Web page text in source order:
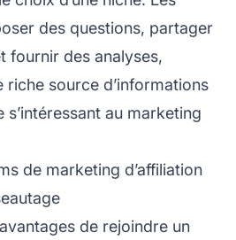
des questions, partager
fournir des analyses,
riche source d’informations
au marketing
de marketing d’affiliation
de rejoindre un